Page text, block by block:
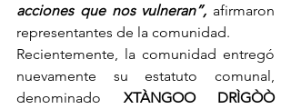
acciones que nos vulneran”, afirmaron
representantes de la comunidad.
Recientemente, la comunidad entregó
nuevamente su estatuto comunal,
denominado XTÀNGOO DRÌGÒÒ